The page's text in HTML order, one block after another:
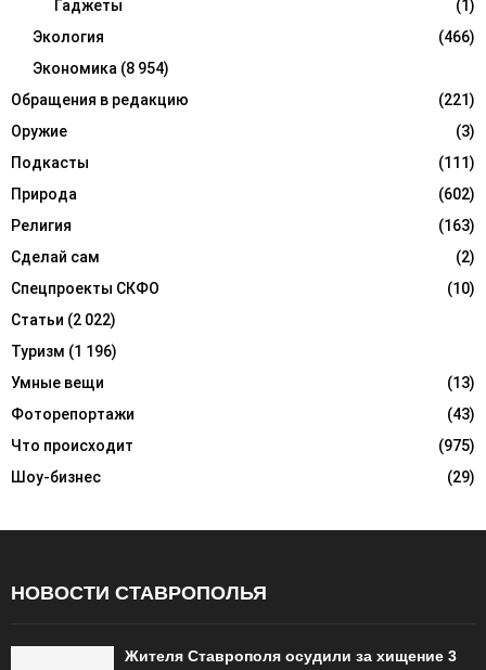
Гаджеты
(1)
Экология
(466)
Экономика (8 954)
Обращения в редакцию
(221)
Оружие
(3)
Подкасты
(111)
Природа
(602)
Религия
(163)
Сделай сам
(2)
Спецпроекты СКФО
(10)
Статьи (2 022)
Туризм (1 196)
Умные вещи
(13)
Фоторепортажи
(43)
Что происходит
(975)
Шоу-бизнес
(29)
НОВОСТИ СТАВРОПОЛЬЯ
Жителя Ставрополя осудили за хищение 3